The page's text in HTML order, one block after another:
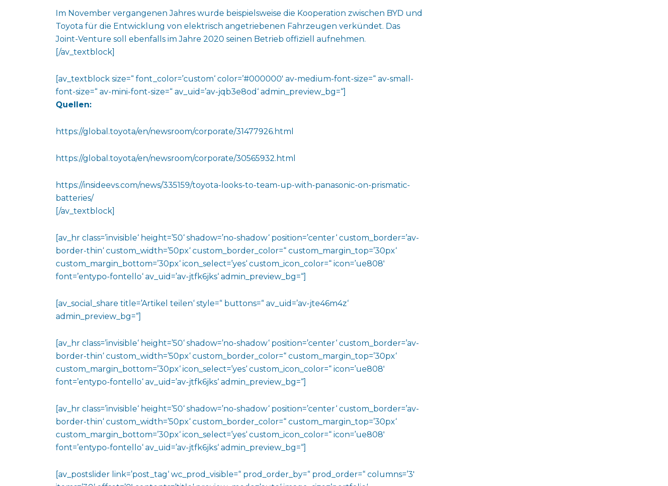
Im November vergangenen Jahres wurde beispielsweise die Kooperation zwischen BYD und
Toyota für die Entwicklung von elektrisch angetriebenen Fahrzeugen verkündet. Das
Joint-Venture soll ebenfalls im Jahre 2020 seinen Betrieb offiziell aufnehmen.
[/av_textblock]
[av_textblock size=“ font_color=’custom‘ color=’#000000′ av-medium-font-size=“ av-small-
font-size=“ av-mini-font-size=“ av_uid=’av-jqb3e8od‘ admin_preview_bg=“]
Quellen:
https://global.toyota/en/newsroom/corporate/31477926.html
https://global.toyota/en/newsroom/corporate/30565932.html
https://insideevs.com/news/335159/toyota-looks-to-team-up-with-panasonic-on-prismatic-
batteries/
[/av_textblock]
[av_hr class=’invisible‘ height=’50‘ shadow=’no-shadow‘ position=’center‘ custom_border=’av-
border-thin‘ custom_width=’50px‘ custom_border_color=“ custom_margin_top=’30px‘
custom_margin_bottom=’30px‘ icon_select=’yes‘ custom_icon_color=“ icon=’ue808′
font=’entypo-fontello‘ av_uid=’av-jtfk6jks‘ admin_preview_bg=“]
[av_social_share title=’Artikel teilen‘ style=“ buttons=“ av_uid=’av-jte46m4z‘
admin_preview_bg=“]
[av_hr class=’invisible‘ height=’50‘ shadow=’no-shadow‘ position=’center‘ custom_border=’av-
border-thin‘ custom_width=’50px‘ custom_border_color=“ custom_margin_top=’30px‘
custom_margin_bottom=’30px‘ icon_select=’yes‘ custom_icon_color=“ icon=’ue808′
font=’entypo-fontello‘ av_uid=’av-jtfk6jks‘ admin_preview_bg=“]
[av_hr class=’invisible‘ height=’50‘ shadow=’no-shadow‘ position=’center‘ custom_border=’av-
border-thin‘ custom_width=’50px‘ custom_border_color=“ custom_margin_top=’30px‘
custom_margin_bottom=’30px‘ icon_select=’yes‘ custom_icon_color=“ icon=’ue808′
font=’entypo-fontello‘ av_uid=’av-jtfk6jks‘ admin_preview_bg=“]
[av_postslider link=’post_tag‘ wc_prod_visible=“ prod_order_by=“ prod_order=“ columns=’3′